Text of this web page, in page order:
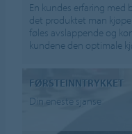
En kundes erfaring med
det produktet man
føles avslappende og
kundene den optimale
FØRSTEINNTRYKKET
Din eneste sjanse